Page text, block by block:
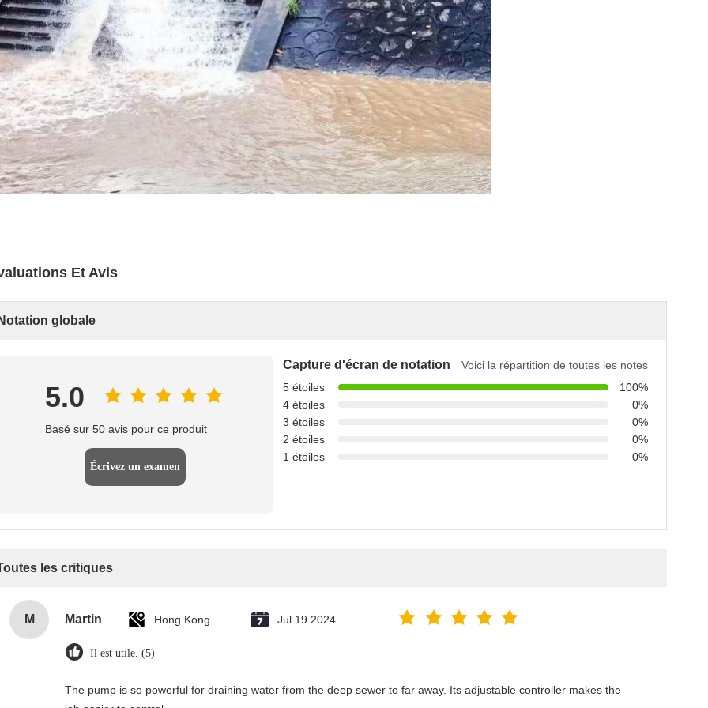
Et Avis
globale
5.0
Basé sur 50 avis pour ce produit
Écrivez un examen
Capture d'écran de notation
Voici la répartition de toutes les notes
5 étoiles
100%
4 étoiles
0%
3 étoiles
0%
2 étoiles
0%
1 étoiles
0%
les critiques
M Martin Hong Kong Jul 19.2024
Il est utile. (5)
The pump is so powerful for draining water from the deep sewer to far away. Its adjustable controller makes the